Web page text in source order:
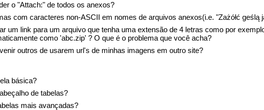
o "Attach:" de todos os anexos?
com caracteres non-ASCII em nomes de arquivos anexos(i.e. "Zażółć geślą
um link para um arquivo que tenha uma extensão de 4 letras como por
como 'abc.zip' ? O que é o problema que você acha?
outros de usarem url's de minhas imagens em outro site?
básica?
de tabelas?
mais avançadas?